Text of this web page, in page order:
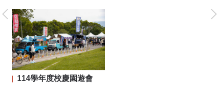
114學年度校慶園遊會